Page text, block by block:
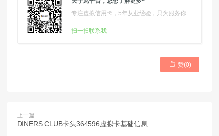
专注虚拟信用卡，5年从业经验，只为服务你
扫一扫联系我
 赞(0)
上一篇
DINERS CLUB卡头364596虚拟卡基础信息